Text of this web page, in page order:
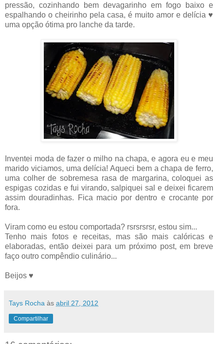
pressão, cozinhando bem devagarinho em fogo baixo e
espalhando o cheirinho pela casa, é muito amor e delícia ♥
uma opção ótima pro lanche da tarde.
Inventei moda de fazer o milho na chapa, e agora eu e meu
marido viciamos, uma delícia! Aqueci bem a chapa de ferro,
uma colher de sobremesa rasa de margarina, coloquei as
espigas cozidas e fui virando, salpiquei sal e deixei ficarem
assim douradinhas. Fica macio por dentro e crocante por
fora.
Viram como eu estou comportada? rsrsrsrsr, estou sim...
Tenho mais fotos e receitas, mas são mais calóricas e
elaboradas, então deixei para um próximo post, em breve
faço outro compêndio culinário...
Beijos ♥
Tays Rocha às abril 27, 2012
Compartilhar